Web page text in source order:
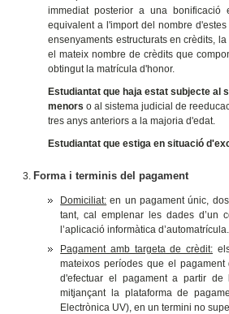
immediat posterior a una
equivalent a l'import del nombre
ensenyaments estructurats en crèdits,
el mateix nombre de crèdits que
obtingut la matrícula d'honor.
Estudiantat que haja estat subjecte al
menors o al sistema judicial de
tres anys anteriors a la majoria d'edat.
Estudiantat que estiga en situació
Forma i terminis del pagament
Domiciliat: en un pagament únic,
tant, cal emplenar les dades d’un
l’aplicació informàtica d’automatrícula.
Pagament amb targeta de crèdit:els
mateixos períodes que el
d'efectuar el pagament a partir
mitjançant la plataforma de
Electrònica UV), en un termini no